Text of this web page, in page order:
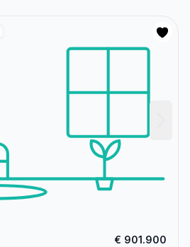
€ 901.900